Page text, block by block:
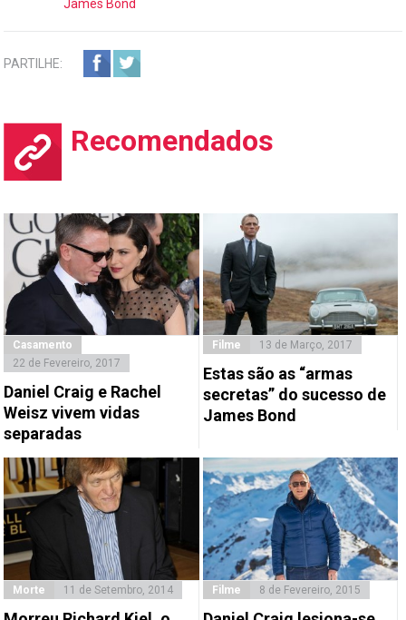
James Bond
PARTILHE:
Recomendados
Casamento
22 de Fevereiro, 2017
Daniel Craig e Rachel
Weisz vivem vidas
separadas
Filme 13 de Março, 2017
Estas são as “armas
secretas” do sucesso de
James Bond
Morte 11 de Setembro, 2014 Filme 8 de Fevereiro, 2015